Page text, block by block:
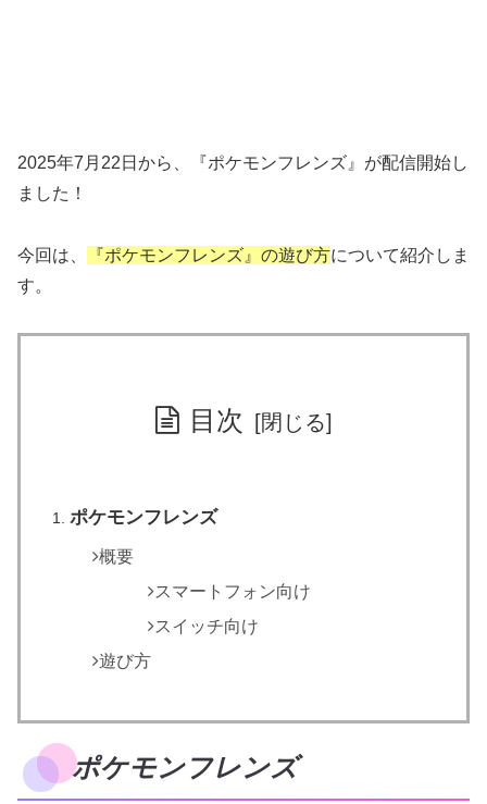
2025年7月22日から、『ポケモンフレンズ』が配信開始し
ました！
今回は、 『ポケモンフレンズ』の遊び方について紹介しま
す。
目次
ポケモンフレンズ
概要
スマートフォン向け
スイッチ向け
遊び方
ポケモンフレンズ